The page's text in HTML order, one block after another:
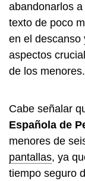
abandonarlos
texto de poco
en el descanso
aspectos
de los menores.
Cabe señalar
Española de
menores de
pantallas, ya
tiempo seguro